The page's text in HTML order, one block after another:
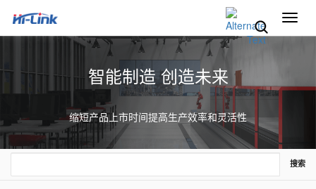
切
换
智能制造 创造未来
缩短产品上市时间提高生产效率和灵活性
搜索